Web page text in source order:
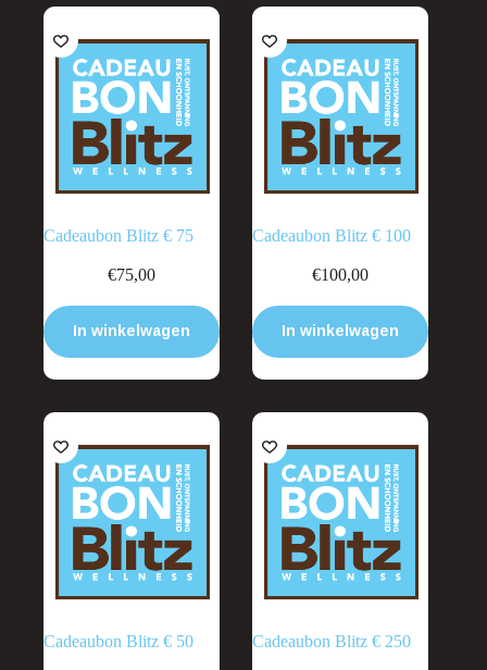
Cadeaubon Blitz € 75
€75,00
In winkelwagen
Cadeaubon Blitz € 100
€100,00
In winkelwagen
Cadeaubon Blitz € 50 Cadeaubon Blitz € 250